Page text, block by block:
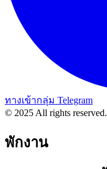
ทางเข้ากลุ่ม Telegram
© 2025 All rights reserved.
พักงาน